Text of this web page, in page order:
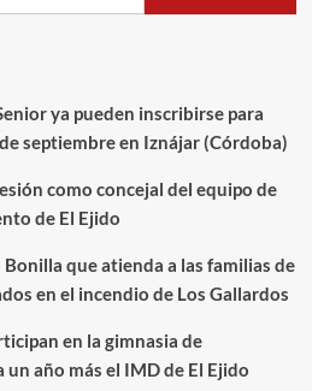
ya pueden inscribirse para
septiembre en Iznájar (Córdoba)
como concejal del equipo de
de El Ejido
Bonilla que atienda a las familias de
en el incendio de Los Gallardos
en la gimnasia de
año más el IMD de El Ejido